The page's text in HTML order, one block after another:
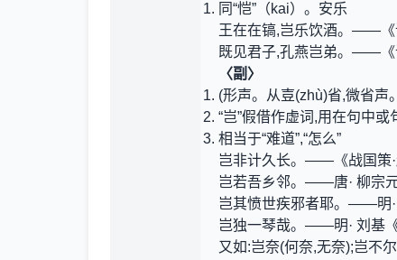
同“恺”（kai）。安乐
王在在镐,岂乐饮酒。——《
既见君子,孔燕岂弟。——《
〈副〉
(形声。从壴(zhù)省,微省声
“岂”假借作虚词,用在句中或
相当于“难道”,“怎么”
岂非计久长。——《战国策·
岂若吾乡邻。——唐· 柳宗元
岂其愤世疾邪者耶。——明·
岂独一琴哉。——明· 刘基《
又如:岂奈(何奈,无奈);岂不